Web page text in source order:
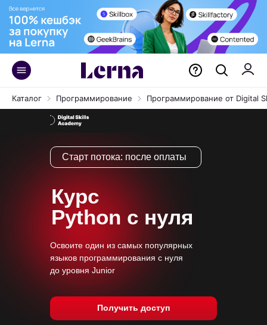
Каталог Программирование Программирование от Digital
Курс
Python с нуля
Освоите один из самых популярных
языков программирования с нуля
до уровня Junior
Получить доступ
Старт потока: после оплаты